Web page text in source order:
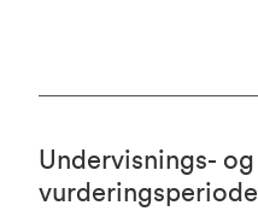
Undervisnings- og
vurderingsperiode